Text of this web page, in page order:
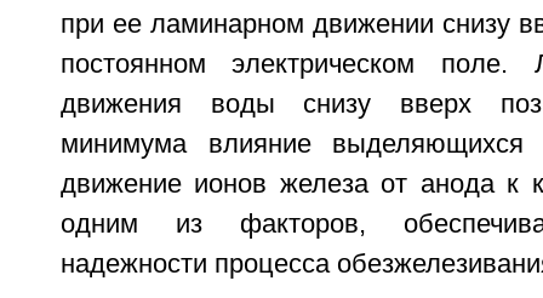
при ее ламинарном движении снизу
постоянном электрическом
движения воды снизу вверх
минимума влияние выделяющихся
движение ионов железа от анода к
одним из факторов,
надежности процесса